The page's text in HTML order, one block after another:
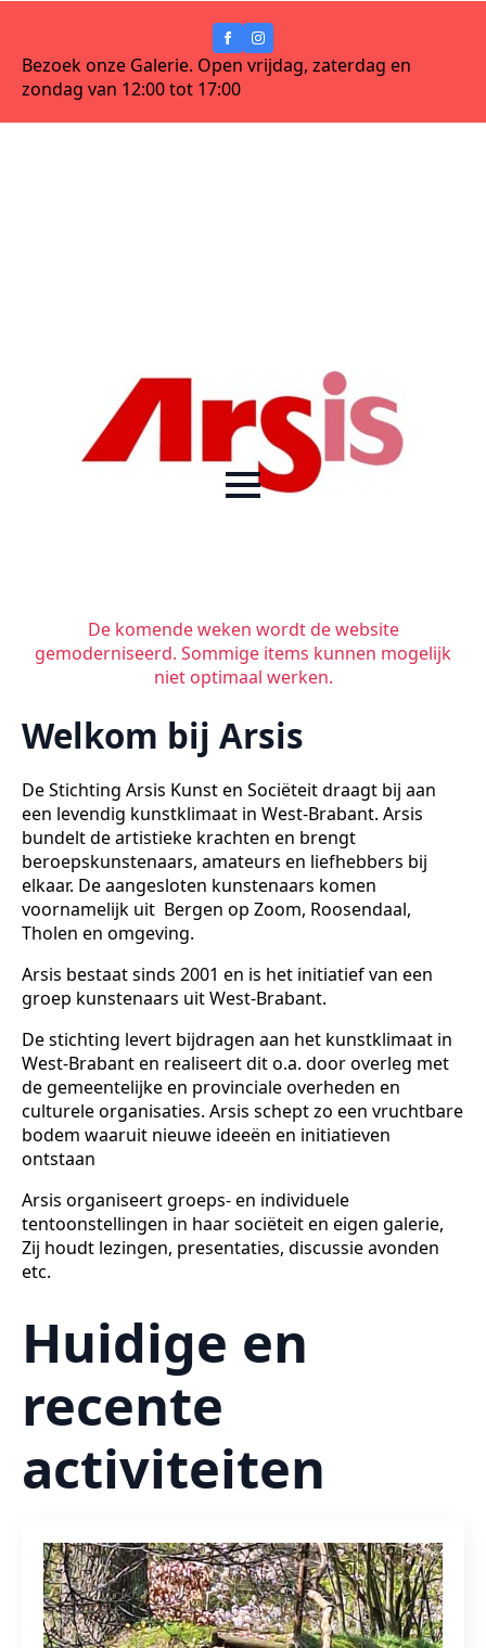
Bezoek onze Galerie. Open vrijdag, zaterdag en
zondag van 12:00 tot 17:00
De komende weken wordt de website
gemoderniseerd. Sommige items kunnen mogelijk
niet optimaal werken.
Welkom bij Arsis
De Stichting Arsis Kunst en Sociëteit draagt bij aan
een levendig kunstklimaat in West-Brabant. Arsis
bundelt de artistieke krachten en brengt
beroepskunstenaars, amateurs en liefhebbers bij
elkaar. De aangesloten kunstenaars komen
voornamelijk uit Bergen op Zoom, Roosendaal,
Tholen en omgeving.
Arsis bestaat sinds 2001 en is het initiatief van een
groep kunstenaars uit West-Brabant.
De stichting levert bijdragen aan het kunstklimaat in
West-Brabant en realiseert dit o.a. door overleg met
de gemeentelijke en provinciale overheden en
culturele organisaties. Arsis schept zo een vruchtbare
bodem waaruit nieuwe ideeën en initiatieven
ontstaan
Arsis organiseert groeps- en individuele
tentoonstellingen in haar sociëteit en eigen galerie,
Zij houdt lezingen, presentaties, discussie avonden
etc.
Huidige en
recente
activiteiten